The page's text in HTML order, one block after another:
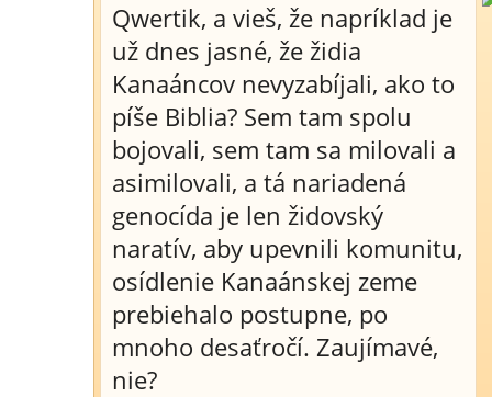
Qwertik, a vieš, že napríklad je
už dnes jasné, že židia
Kanaáncov nevyzabíjali, ako to
píše Biblia? Sem tam spolu
bojovali, sem tam sa milovali a
asimilovali, a tá nariadená
genocída je len židovský
naratív, aby upevnili komunitu,
osídlenie Kanaánskej zeme
prebiehalo postupne, po
mnoho desaťročí. Zaujímavé,
nie?